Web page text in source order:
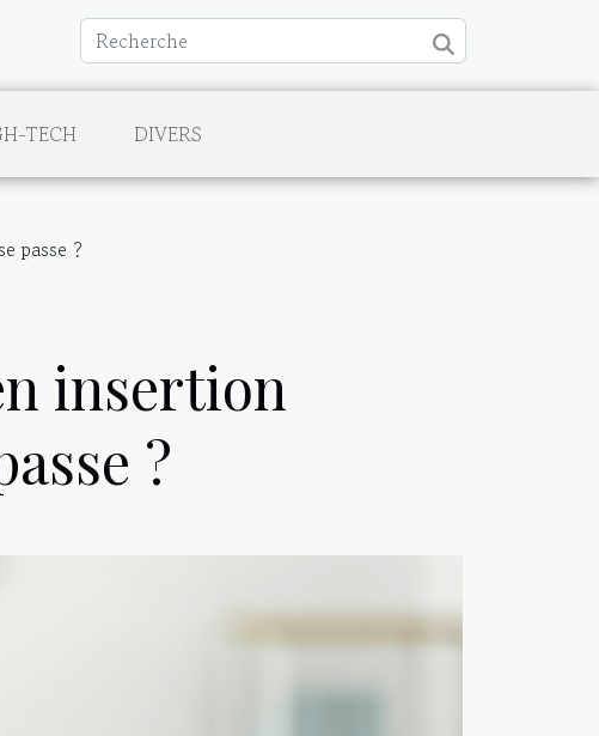
TECH DIVERS
passe ?
insertion
?